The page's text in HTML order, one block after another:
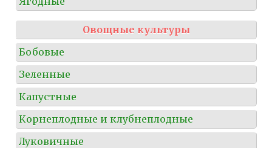
Овощные культуры
Бобовые
Зеленные
Капустные
Корнеплодные и клубнеплодные
Луковичные